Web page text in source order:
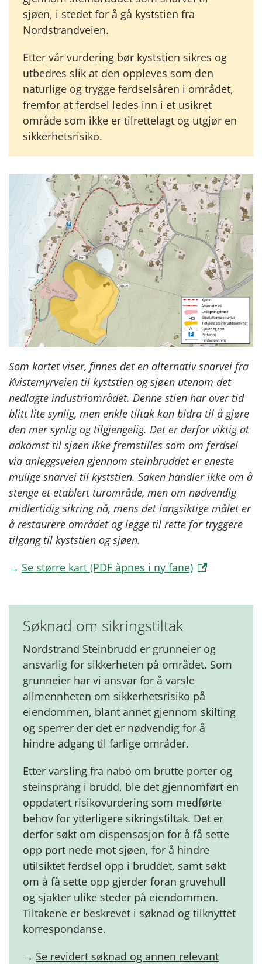
sjøen, i stedet for å gå kyststien fra
Nordstrandveien.
Etter vår vurdering bør kyststien sikres og
utbedres slik at den oppleves som den
naturlige og trygge ferdselsåren i området,
fremfor at ferdsel ledes inn i et usikret
område som ikke er tilrettelagt og utgjør en
sikkerhetsrisiko.
Som kartet viser, finnes det en alternativ snarvei fra
Kvistemyrveien til kyststien og sjøen utenom det
nedlagte industriområdet. Denne stien har over tid
blitt lite synlig, men enkle tiltak kan bidra til å gjøre
den mer synlig og tilgjengelig. Det er derfor viktig at
adkomst til sjøen ikke fremstilles som om ferdsel
via anleggsveien gjennom steinbruddet er eneste
mulige snarvei til kyststien. Saken handler ikke om å
stenge et etablert turområde, men om nødvendig
midlertidig sikring nå, mens det langsiktige målet er
å restaurere området og legge til rette for tryggere
tilgang til kyststien og sjøen.
Se større kart (PDF åpnes i ny fane)
Søknad om sikringstiltak
Nordstrand Steinbrudd er grunneier og
ansvarlig for sikkerheten på området. Som
grunneier har vi ansvar for å varsle
allmennheten om sikkerhetsrisiko på
eiendommen, blant annet gjennom skilting
og sperrer der det er nødvendig for å
hindre adgang til farlige områder.
Etter varsling fra nabo om brutte porter og
steinsprang i brudd, ble det gjennomført en
oppdatert risikovurdering som medførte
behov for ytterligere sikringstiltak. Det er
derfor søkt om dispensasjon for å få sette
opp port nede mot sjøen, for å hindre
utilsiktet ferdsel opp i bruddet, samt søkt
om å få sette opp gjerder foran gruvehull
og sjakter ulike steder på eiendommen.
Tiltakene er beskrevet i søknad og tilknyttet
korrespondanse.
Se revidert søknad og annen relevant